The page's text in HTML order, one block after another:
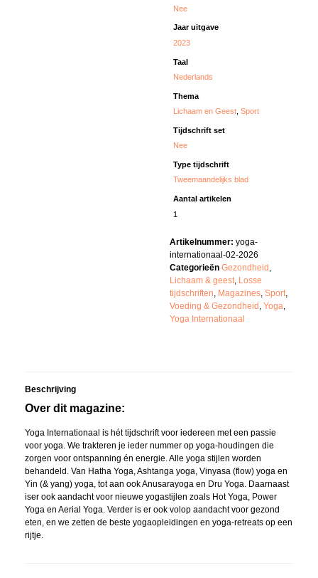
Nee
Jaar uitgave
2023
Taal
Nederlands
Thema
Lichaam en Geest ,Sport
Tijdschrift set
Nee
Type tijdschrift
Tweemaandelijks blad
Aantal artikelen
1
Artikelnummer: yoga-
internationaal-02-2026
Categorieën Gezondheid ,
Lichaam & geest, Losse
tijdschriften, Magazines, Sport,
Voeding & Gezondheid , Yoga,
Yoga Internationaal
Beschrijving
Over dit magazine:
Yoga Internationaal is hét tijdschrift voor iedereen met een passie
voor yoga. We trakteren je ieder nummer op yoga-houdingen die
zorgen voor ontspanning én energie.Alle yoga stijlen worden
behandeld. Van Hatha Yoga, Ashtanga yoga, Vinyasa (flow) yoga en
Yin (& yang) yoga, tot aan ookAnusarayoga en Dru Yoga. Daarnaast
iser ook aandacht voor nieuwe yogastijlen zoals Hot Yoga, Power
Yoga en Aerial Yoga. Verder is er ook volop aandacht voor gezond
eten, en we zetten de beste yogaopleidingen en yoga-retreats op een
rijtje.